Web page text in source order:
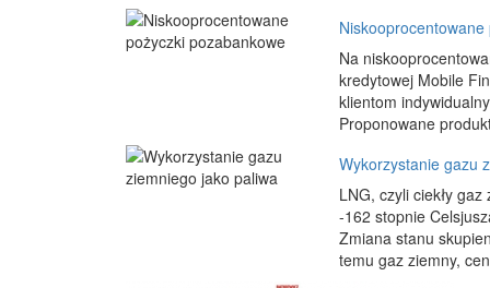
Na
kredytowej Mobile
klientom
Proponowane
Wykorzystanie gazu
LNG, czyli ciekły
-162 stopnie
Zmiana stanu
temu gaz ziemny,